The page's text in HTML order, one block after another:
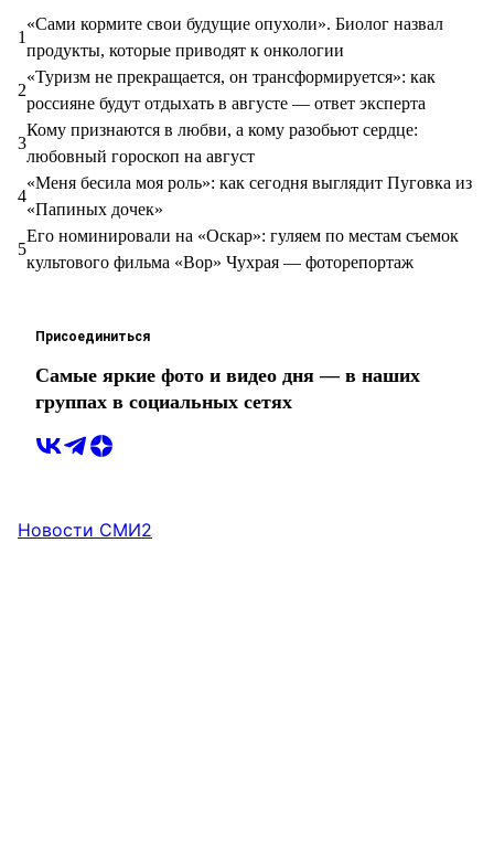
1
«Сами кормите свои будущие опухоли». Биолог назвал
продукты, которые приводят к онкологии
2
«Туризм не прекращается, он трансформируется»: как
россияне будут отдыхать в августе — ответ эксперта
3
Кому признаются в любви, а кому разобьют сердце:
любовный гороскоп на август
4
«Меня бесила моя роль»: как сегодня выглядит Пуговка из
«Папиных дочек»
5
Его номинировали на «Оскар»: гуляем по местам съемок
культового фильма «Вор» Чухрая — фоторепортаж
Присоединиться
Самые яркие фото и видео дня — в наших
группах в социальных сетях
Новости СМИ2